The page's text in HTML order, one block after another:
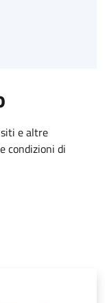
e altre
condizioni di